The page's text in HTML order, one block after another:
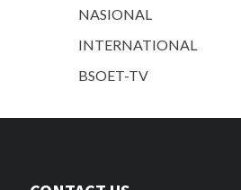
NASIONAL
INTERNATIONAL
BSOET-TV